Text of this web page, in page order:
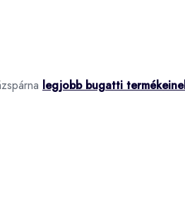
legjobb bugatti